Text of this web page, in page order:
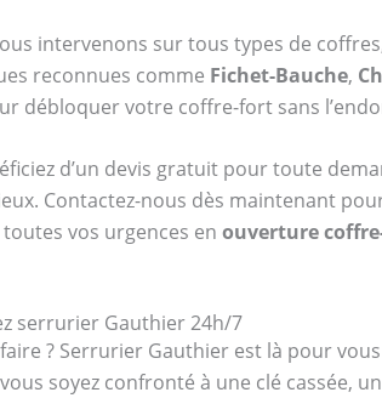
intervenons sur tous types de
reconnues comme Fichet-Bauche,
débloquer votre coffre-fort sans
d’un devis gratuit pour toute
Contactez-nous dès maintenant
vos urgences en ouverture
serrurier Gauthier 24h/7
? Serrurier Gauthier est là pour
soyez confronté à une clé cassée,